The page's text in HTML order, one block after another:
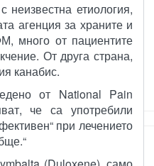
етиология,
агенция за храните и
много от пациентите
От друга страна,
канабис.
от National Pain
че са употребили
при лечението